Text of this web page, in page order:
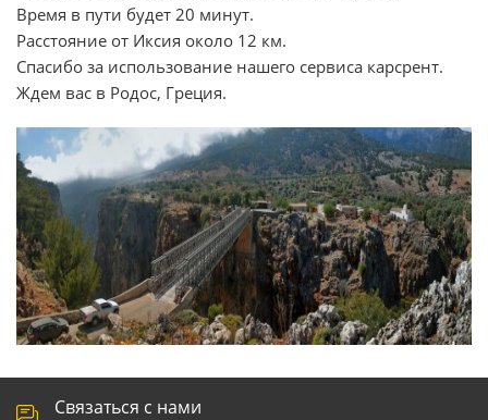
Время в пути будет 20 минут.
Расстояние от Иксия около 12 км.
Спасибо за использование нашего сервиса карсрент.
Ждем вас в Родос, Греция.
Связаться с нами